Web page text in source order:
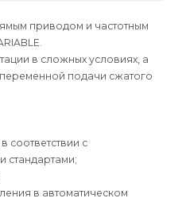
приводом и частотным
в сложных условиях, а
подачи сжатого
соответствии с
стандартами;
в автоматическом